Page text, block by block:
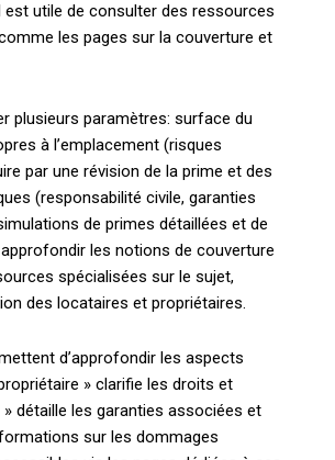
utile de consulter des ressources
les pages sur la couverture et
plusieurs paramètres: surface du
à l’emplacement (risques
par une révision de la prime et des
(responsabilité civile, garanties
de primes détaillées et de
les notions de couverture
spécialisées sur le sujet,
des locataires et propriétaires.
d’approfondir les aspects
» clarifie les droits et
détaille les garanties associées et
sur les dommages